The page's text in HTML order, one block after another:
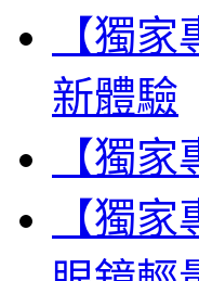
【獨
新體驗
【獨
【獨